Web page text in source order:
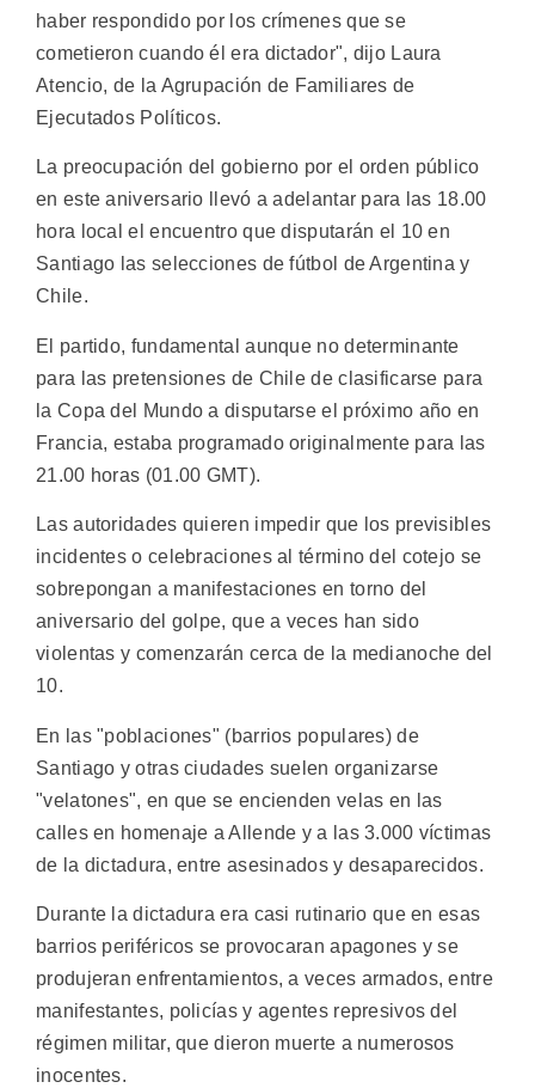
haber respondido por los crímenes que se
cometieron cuando él era dictador", dijo Laura
Atencio, de la Agrupación de Familiares de
Ejecutados Políticos.
La preocupación del gobierno por el orden público
en este aniversario llevó a adelantar para las 18.00
hora local el encuentro que disputarán el 10 en
Santiago las selecciones de fútbol de Argentina y
Chile.
El partido, fundamental aunque no determinante
para las pretensiones de Chile de clasificarse para
la Copa del Mundo a disputarse el próximo año en
Francia, estaba programado originalmente para las
21.00 horas (01.00 GMT).
Las autoridades quieren impedir que los previsibles
incidentes o celebraciones al término del cotejo se
sobrepongan a manifestaciones en torno del
aniversario del golpe, que a veces han sido
violentas y comenzarán cerca de la medianoche del
10.
En las "poblaciones" (barrios populares) de
Santiago y otras ciudades suelen organizarse
"velatones", en que se encienden velas en las
calles en homenaje a Allende y a las 3.000 víctimas
de la dictadura, entre asesinados y desaparecidos.
Durante la dictadura era casi rutinario que en esas
barrios periféricos se provocaran apagones y se
produjeran enfrentamientos, a veces armados, entre
manifestantes, policías y agentes represivos del
régimen militar, que dieron muerte a numerosos
inocentes.